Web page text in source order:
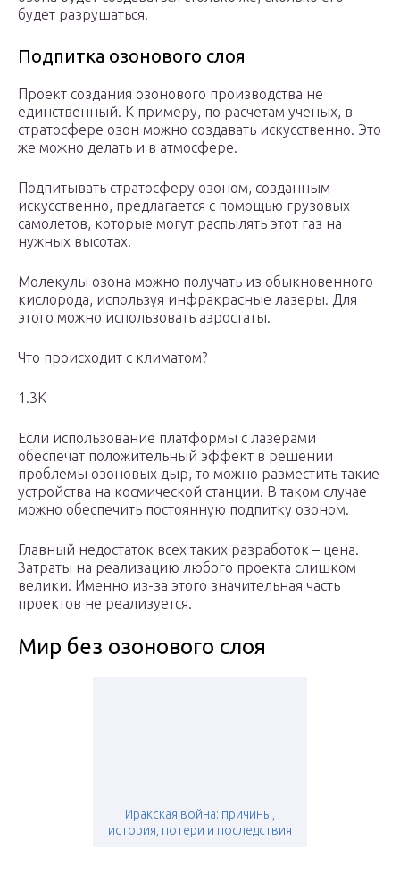
будет разрушаться.
Подпитка озонового слоя
Проект создания озонового производства не
единственный. К примеру, по расчетам ученых, в
стратосфере озон можно создавать искусственно. Это
же можно делать и в атмосфере.
Подпитывать стратосферу озоном, созданным
искусственно, предлагается с помощью грузовых
самолетов, которые могут распылять этот газ на
нужных высотах.
Молекулы озона можно получать из обыкновенного
кислорода, используя инфракрасные лазеры. Для
этого можно использовать аэростаты.
Что происходит с климатом?
1.3K
Если использование платформы с лазерами
обеспечат положительный эффект в решении
проблемы озоновых дыр, то можно разместить такие
устройства на космической станции. В таком случае
можно обеспечить постоянную подпитку озоном.
Главный недостаток всех таких разработок – цена.
Затраты на реализацию любого проекта слишком
велики. Именно из-за этого значительная часть
проектов не реализуется.
Мир без озонового слоя
Иракская война: причины,
история, потери и последствия